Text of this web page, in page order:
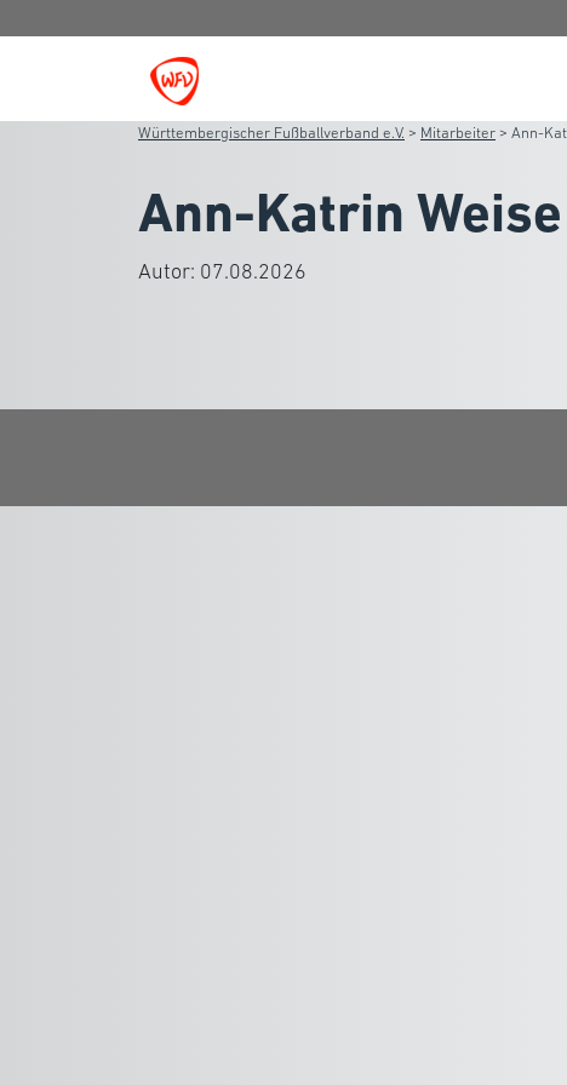
Württembergischer Fußballverband e.V. > Mitarbeiter > Ann-
Ann-Katrin Weise
Autor: 07.08.2026